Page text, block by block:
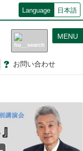
Language 日本語
お問い合わせ
MENU